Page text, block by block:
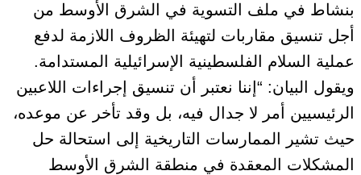
بنشاط في ملف التسوية في الشرق الأوسط من
أجل تنسيق مقاربات لتهيئة الظروف اللازمة لدفع
عملية السلام الفلسطينية الإسرائيلية المستدامة.
ويقول البيان: “إننا نعتبر أن تنسيق إجراءات اللاعبين
الرئيسيين أمر لا جدال فيه، بل وقد تأخر عن موعده،
حيث تشير الممارسات التاريخية إلى استحالة حل
المشكلات المعقدة في منطقة الشرق الأوسط